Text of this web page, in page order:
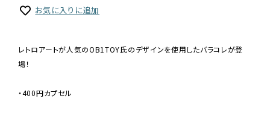
お気に入りに追加
レトロアートが人気のOB1TOY氏のデザインを使用したバラコレが登
場！
・400円カプセル